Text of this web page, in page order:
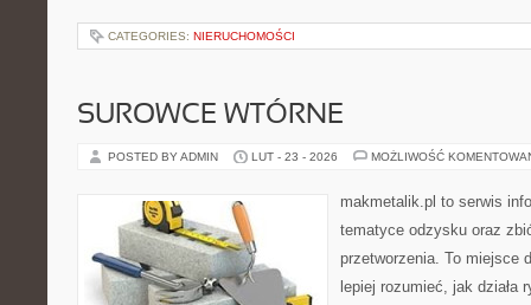
CATEGORIES: NIERUCHOMOŚCI
SUROWCE WTÓRNE
POSTED BY ADMIN LUT - 23 - 2026 MOŻLIWOŚĆ
makmetalik.pl to serwis
tematyce odzysku oraz
przetworzenia. To miejsce
lepiej rozumieć, jak działa